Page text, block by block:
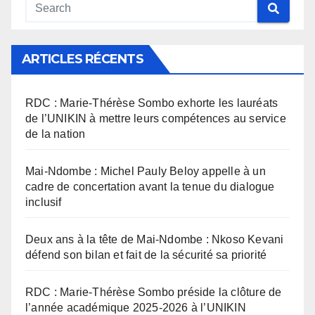
ARTICLES RÉCENTS
RDC : Marie-Thérèse Sombo exhorte les lauréats
de l’UNIKIN à mettre leurs compétences au service
de la nation
Mai-Ndombe : Michel Pauly Beloy appelle à un
cadre de concertation avant la tenue du dialogue
inclusif
Deux ans à la tête de Mai-Ndombe : Nkoso Kevani
défend son bilan et fait de la sécurité sa priorité
RDC : Marie-Thérèse Sombo préside la clôture de
l’année académique 2025-2026 à l’UNIKIN